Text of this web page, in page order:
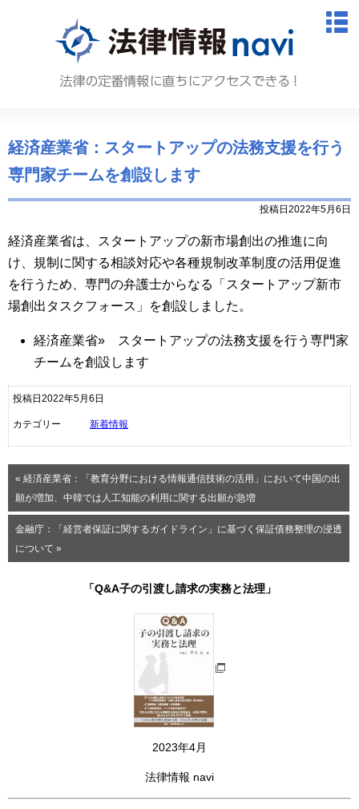
法律情
経済産業省：スタートアップの法務支援を行う
専門家チームを創設します
投稿日2022年5月6日
経済産業省は、スタートアップの新市場創出の推進に向
け、規制に関する相談対応や各種規制改革制度の活用促進
を行うため、専門の弁護士からなる「スタートアップ新市
場創出タスクフォース」を創設しました。
経済産業省» スタートアップの法務支援を行う専門家
チームを創設します
投稿日2022年5月6日
カテゴリー 新着情報
« 経済産業省：「教育分野における情報通信技術の活用」において中国の出
願が増加、中韓では人工知能の利用に関する出願が急増
金融庁：「経営者保証に関するガイドライン」に基づく保証債務整理の浸透
について »
「Q&A子の引渡し請求の実務と法理」
2023年4月
法律情報 navi